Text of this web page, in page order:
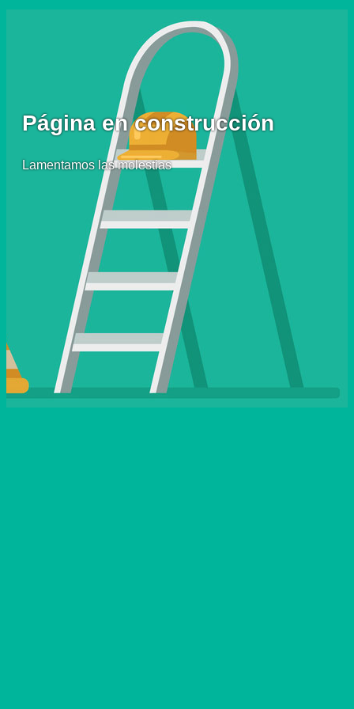
Página en construcción
Lamentamos las molestias